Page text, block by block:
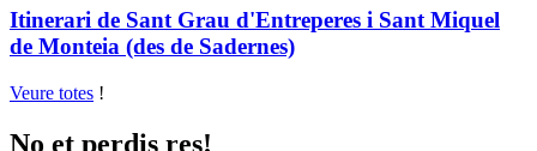
Itinerari de Sant Grau d'Entreperes i Sant Miquel
de Monteia (des de Sadernes)
Veure totes !
No et perdis res!